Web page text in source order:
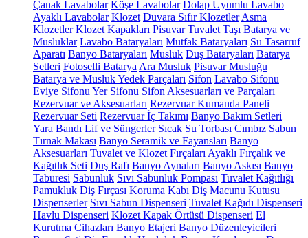
Çanak Lavabolar Köşe Lavabolar Dolap Uyumlu Lavabo
Ayaklı Lavabolar Klozet Duvara Sıfır Klozetler Asma
Klozetler Klozet Kapakları Pisuvar Tuvalet Taşı Batarya ve
Musluklar Lavabo Bataryaları Mutfak Bataryaları Su Tasarruf
Aparatı Banyo Bataryaları Musluk Duş Bataryaları Batarya
Setleri Fotoselli Batarya Ara Musluk Pisuvar Musluğu
Batarya ve Musluk Yedek Parçaları Sifon Lavabo Sifonu
Eviye Sifonu Yer Sifonu Sifon Aksesuarları ve Parçaları
Rezervuar ve Aksesuarları Rezervuar Kumanda Paneli
Rezervuar Seti Rezervuar İç Takımı Banyo Bakım Setleri
Yara Bandı Lif ve Süngerler Sıcak Su Torbası Cımbız Sabun
Tırnak Makası Banyo Seramik ve Fayansları Banyo
Aksesuarları Tuvalet ve Klozet Fırçaları Ayaklı Fırçalık ve
Kağıtlık Seti Duş Rafı Banyo Aynaları Banyo Askısı Banyo
Taburesi Sabunluk Sıvı Sabunluk Pompası Tuvalet Kağıtlığı
Pamukluk Diş Fırçası Koruma Kabı Diş Macunu Kutusu
Dispenserler Sıvı Sabun Dispenseri Tuvalet Kağıdı Dispenseri
Havlu Dispenseri Klozet Kapak Örtüsü Dispenseri El
Kurutma Cihazları Banyo Etajeri Banyo Düzenleyicileri